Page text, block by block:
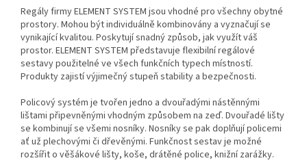
Regály firmy ELEMENT SYSTEM jsou vhodné pro všechny obytné
prostory. Mohou být individuálně kombinovány a vyznačují se
vynikající kvalitou. Poskytují snadný způsob, jak využít váš
prostor. ELEMENT SYSTEM představuje flexibilní regálové
sestavy použitelné ve všech funkčních typech místností.
Produkty zajistí výjimečný stupeň stability a bezpečnosti.
Policový systém je tvořen jedno a dvouřadými nástěnnými
lištami připevněnými vhodným způsobem na zeď. Dvouřadé lišty
se kombinují se všemi nosníky. Nosníky se pak doplňují policemi
ať už plechovými či dřevěnými. Funkčnost sestav je možné
rozšířit o věšákové lišty, koše, drátěné police, knižní zarážky.